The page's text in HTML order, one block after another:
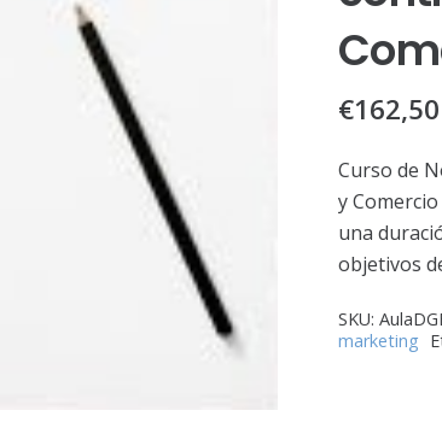
€162,50
Curso de
y
una
objetivos
SKU:
marketing